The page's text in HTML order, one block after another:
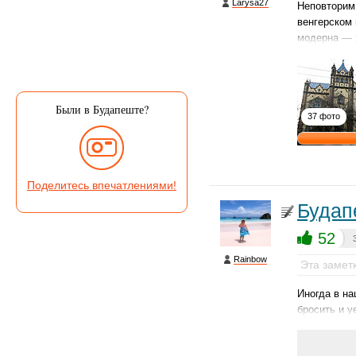
Были в Будапеште?
Поделитесь впечатлениями!
Larysa27
модерна —
37 фото
Rainbow
52
Эта
Иногда в
бросить и